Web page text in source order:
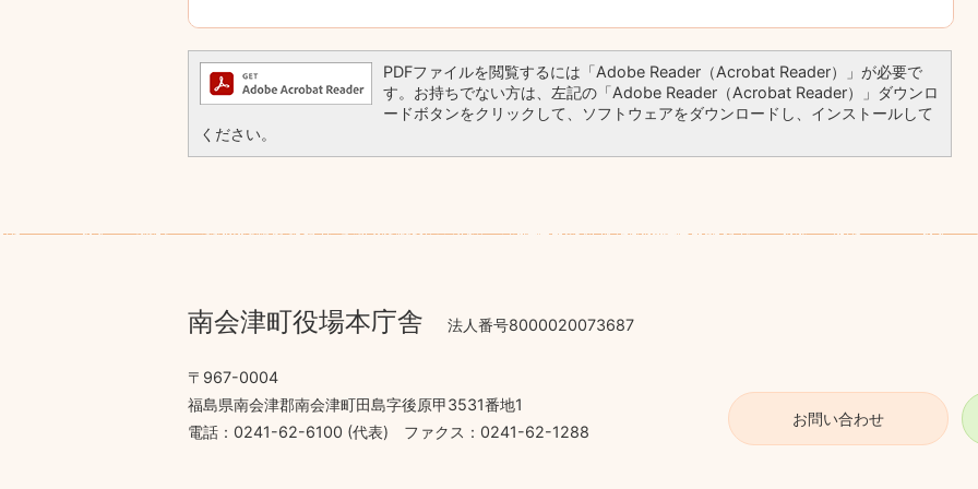
PDFファイルを閲覧するには「Adobe Reader（Acrobat Reader）」が必要で
す。お持ちでない方は、左記の「Adobe Reader（Acrobat Reader）」ダウンロ
ードボタンをクリックして、ソフトウェアをダウンロードし、インストールして
ください。
南会津町役場本庁舎 法人番号8000020073687
〒967-0004
福島県南会津郡南会津町田島字後原甲3531番地1
電話：0241-62-6100 (代表) ファクス：0241-62-1288
お問い合わせ